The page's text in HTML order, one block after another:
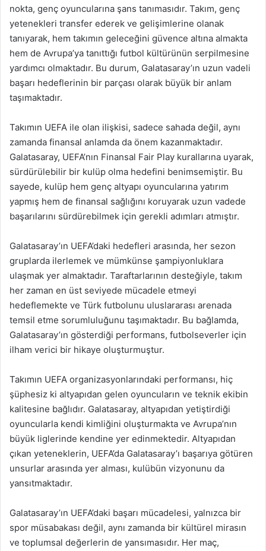
nokta, genç oyuncularına şans tanımasıdır. Takım, genç
yetenekleri transfer ederek ve gelişimlerine olanak
tanıyarak, hem takımın geleceğini güvence altına almakta
hem de Avrupa’ya tanıttığı futbol kültürünün serpilmesine
yardımcı olmaktadır. Bu durum, Galatasaray’ın uzun vadeli
başarı hedeflerinin bir parçası olarak büyük bir anlam
taşımaktadır.
Takımın UEFA ile olan ilişkisi, sadece sahada değil, aynı
zamanda finansal anlamda da önem kazanmaktadır.
Galatasaray, UEFA’nın Finansal Fair Play kurallarına uyarak,
sürdürülebilir bir kulüp olma hedefini benimsemiştir. Bu
sayede, kulüp hem genç altyapı oyuncularına yatırım
yapmış hem de finansal sağlığını koruyarak uzun vadede
başarılarını sürdürebilmek için gerekli adımları atmıştır.
Galatasaray’ın UEFA’daki hedefleri arasında, her sezon
gruplarda ilerlemek ve mümkünse şampiyonluklara
ulaşmak yer almaktadır. Taraftarlarının desteğiyle, takım
her zaman en üst seviyede mücadele etmeyi
hedeflemekte ve Türk futbolunu uluslararası arenada
temsil etme sorumluluğunu taşımaktadır. Bu bağlamda,
Galatasaray’ın gösterdiği performans, futbolseverler için
ilham verici bir hikaye oluşturmuştur.
Takımın UEFA organizasyonlarındaki performansı, hiç
şüphesiz ki altyapıdan gelen oyuncuların ve teknik ekibin
kalitesine bağlıdır. Galatasaray, altyapıdan yetiştirdiği
oyuncularla kendi kimliğini oluşturmakta ve Avrupa’nın
büyük liglerinde kendine yer edinmektedir. Altyapıdan
çıkan yeteneklerin, UEFA’da Galatasaray’ı başarıya götüren
unsurlar arasında yer alması, kulübün vizyonunu da
yansıtmaktadır.
Galatasaray’ın UEFA’daki başarı mücadelesi, yalnızca bir
spor müsabakası değil, aynı zamanda bir kültürel mirasın
ve toplumsal değerlerin de yansımasıdır. Her maç,